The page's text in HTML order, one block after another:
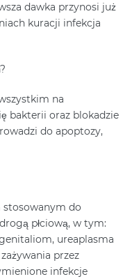
dawka przynosi już
kuracji infekcja
na
bakterii oraz blokadzie
do apoptozy,
do
płciową, w tym:
ureaplasma
przez
infekcje